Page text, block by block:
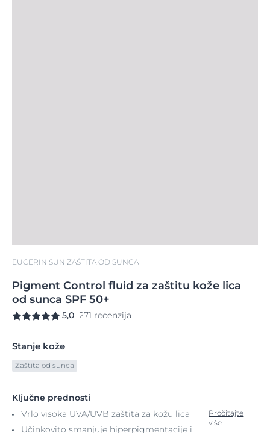
EUCERIN SUN ZAŠTITA OD SUNCA
Pigment Control fluid za zaštitu kože lica
od sunca SPF 50+
5,0 271 recenzija
Stanje kože
Zaštita od sunca
Ključne prednosti
Vrlo visoka UVA/UVB zaštita za kožu lica
Učinkovito smanjuje hiperpigmentacije i
Pročitajte
više